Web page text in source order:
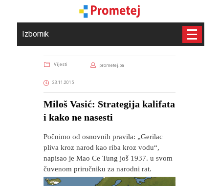
Izbornik
Vijesti prometej.ba
23.11.2015
Miloš Vasić: Strategija kalifata
i kako ne nasesti
Počnimo od osnovnih pravila: „Gerilac
pliva kroz narod kao riba kroz vodu“,
napisao je Mao Ce Tung još 1937. u svom
čuvenom priručniku za narodni rat.